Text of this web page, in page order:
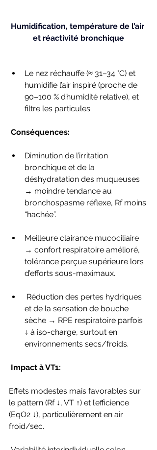
Humidification, température de l’air
et réactivité bronchique
Le nez réchauffe (≈ 31–34 °C) et
humidifie l’air inspiré (proche de
90–100 % d’humidité relative), et
filtre les particules.
Conséquences:
Diminution de l’irritation
bronchique et de la
déshydratation des muqueuses
→ moindre tendance au
bronchospasme réflexe, Rf moins
“hachée”.
Meilleure clairance mucociliaire
→ confort respiratoire amélioré,
tolérance perçue supérieure lors
d’efforts sous-maximaux.
et de la sensation de bouche
sèche → RPE respiratoire parfois
↓ à iso-charge, surtout en
environnements secs/froids.
Impact à VT1:
Effets modestes mais favorables sur
le pattern (Rf ↓, VT ↑) et l’efficience
(EqO2 ↓), particulièrement en air
froid/sec.